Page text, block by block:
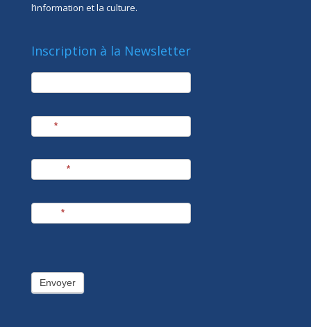
l’information et la culture.
Inscription à la Newsletter
newsletter
*
*
*
Envoyer